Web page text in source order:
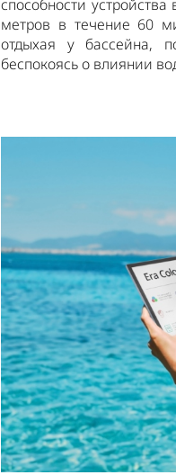
способности
метров в течение 60
отдыхая у бассейна,
беспокоясь о влиянии